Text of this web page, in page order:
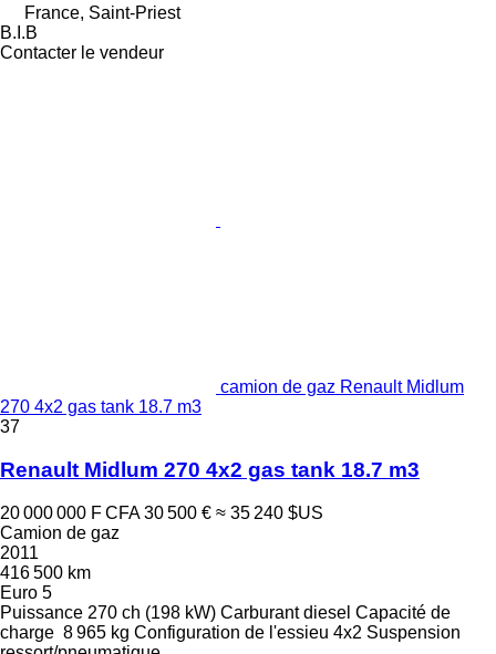
France, Saint-Priest
B.I.B
Contacter le vendeur
camion de gaz Renault Midlum
270 4x2 gas tank 18.7 m3
37
Renault Midlum 270 4x2 gas tank 18.7 m3
20 000 000 F CFA 30 500 € ≈ 35 240 $US
Camion de gaz
2011
416 500 km
Euro 5
Puissance 270 ch (198 kW) Carburant diesel Capacité de
charge 8 965 kg Configuration de l'essieu 4x2 Suspension